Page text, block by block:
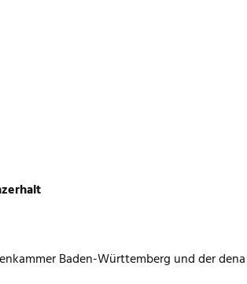
Baden-Württemberg und der